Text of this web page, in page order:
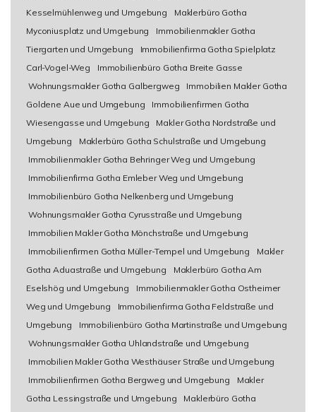
Kesselmühlenweg und Umgebung
Maklerbüro Gotha
Myconiusplatz und Umgebung
Immobilienmakler Gotha
Tiergarten und Umgebung
Immobilienfirma Gotha Spielplatz
Carl-Vogel-Weg
Immobilienbüro Gotha Breite Gasse
Wohnungsmakler Gotha Galbergweg
Immobilien Makler Gotha
Goldene Aue und Umgebung
Immobilienfirmen Gotha
Wiesengasse und Umgebung
Makler Gotha Nordstraße und
Umgebung
Maklerbüro Gotha Schulstraße und Umgebung
Immobilienmakler Gotha Behringer Weg und Umgebung
Immobilienfirma Gotha Emleber Weg und Umgebung
Immobilienbüro Gotha Nelkenberg und Umgebung
Wohnungsmakler Gotha Cyrusstraße und Umgebung
Immobilien Makler Gotha Mönchstraße und Umgebung
Immobilienfirmen Gotha Müller-Tempel und Umgebung
Makler
Gotha Aduastraße und Umgebung
Maklerbüro Gotha Am
Eselshög und Umgebung
Immobilienmakler Gotha Ostheimer
Weg und Umgebung
Immobilienfirma Gotha Feldstraße und
Umgebung
Immobilienbüro Gotha Martinstraße und Umgebung
Wohnungsmakler Gotha Uhlandstraße und Umgebung
Immobilien Makler Gotha Westhäuser Straße und Umgebung
Immobilienfirmen Gotha Bergweg und Umgebung
Makler
Gotha Lessingstraße und Umgebung
Maklerbüro Gotha